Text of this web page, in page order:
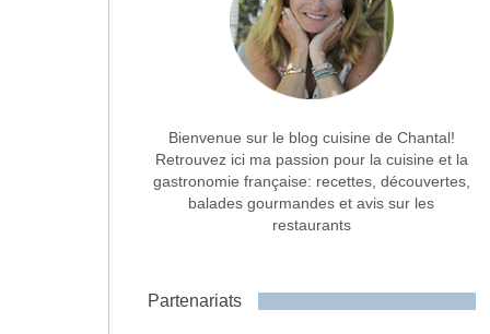
Nom
Commentaire ou message *
Bienvenue sur le blog cuisine de Chantal!
Retrouvez ici ma passion pour la cuisine et la
gastronomie française: recettes, découvertes,
balades gourmandes et avis sur les
restaurants
Partenariats